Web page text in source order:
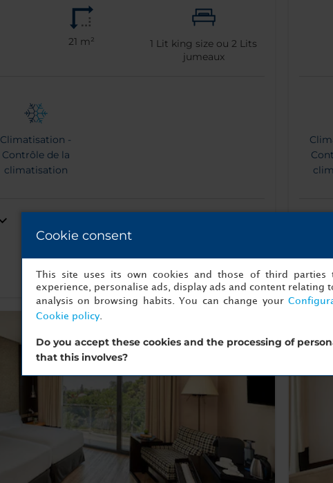
21 m² 1 Lit king size ou2 Lits
jumeaux
Climatisation -
Contrôle de la
climatisation
Réservez maintenant
Cookie consent
This site uses its own cookies and those of third parties
experience, personalise ads, display ads and content relating
analysis on browsing habits. You can change your
Cookie policy.
Do you accept these cookies and the processing of
that this involves?